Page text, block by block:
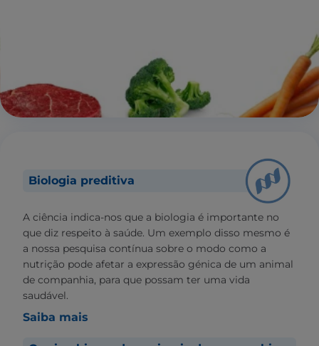
Biologia preditiva
A ciência indica-nos que a biologia é importante no
que diz respeito à saúde. Um exemplo disso mesmo é
a nossa pesquisa contínua sobre o modo como a
nutrição pode afetar a expressão génica de um animal
de companhia, para que possam ter uma vida
saudável.
Saiba mais